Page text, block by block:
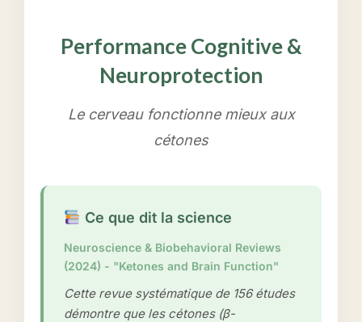
Performance Cognitive &
Neuroprotection
Le cerveau fonctionne mieux aux
cétones
Ce que dit la science
Neuroscience & Biobehavioral Reviews
(2024) - "Ketones and Brain Function"
Cette revue systématique de 156 études
démontre que les cétones (β-